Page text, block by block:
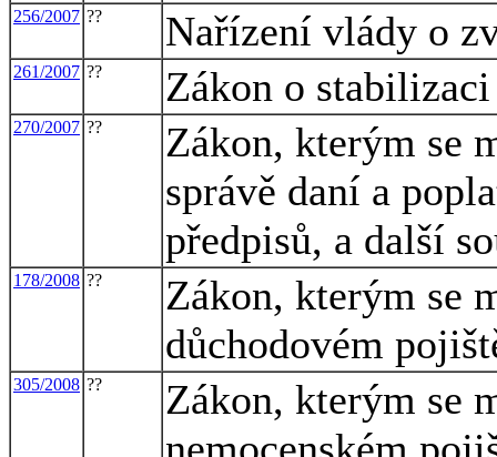
256/2007 ?? Nařízení vlády o
261/2007 ?? Zákon o
270/2007 ??
Zákon, kterým se
správě daní a
předpisů, a další
178/2008 ??
Zákon, kterým se
důchodovém
305/2008 ??
Zákon, kterým se